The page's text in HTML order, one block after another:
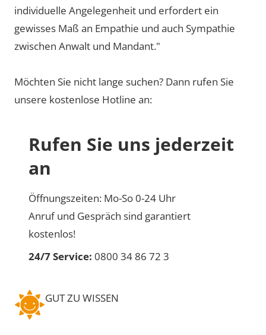
individuelle Angelegenheit und erfordert ein
gewisses Maß an Empathie und auch Sympathie
zwischen Anwalt und Mandant."
Möchten Sie nicht lange suchen? Dann rufen Sie
unsere kostenlose Hotline an:
Rufen Sie uns jederzeit
an
Öffnungszeiten: Mo-So 0-24 Uhr
Anruf und Gespräch sind garantiert
kostenlos!
24/7 Service: 0800 34 86 72 3
GUT ZU WISSEN